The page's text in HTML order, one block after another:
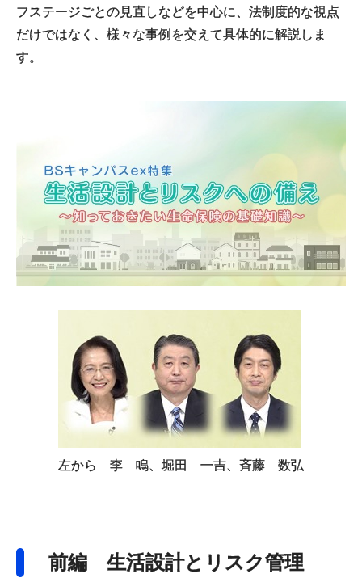
フステージごとの見直しなどを中心に、法制度的な視点
だけではなく、様々な事例を交えて具体的に解説しま
す。
左から 李 鳴、堀田 一吉、斉藤 数弘
前編 生活設計とリスク管理